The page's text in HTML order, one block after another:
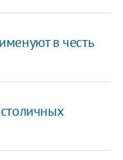
в честь